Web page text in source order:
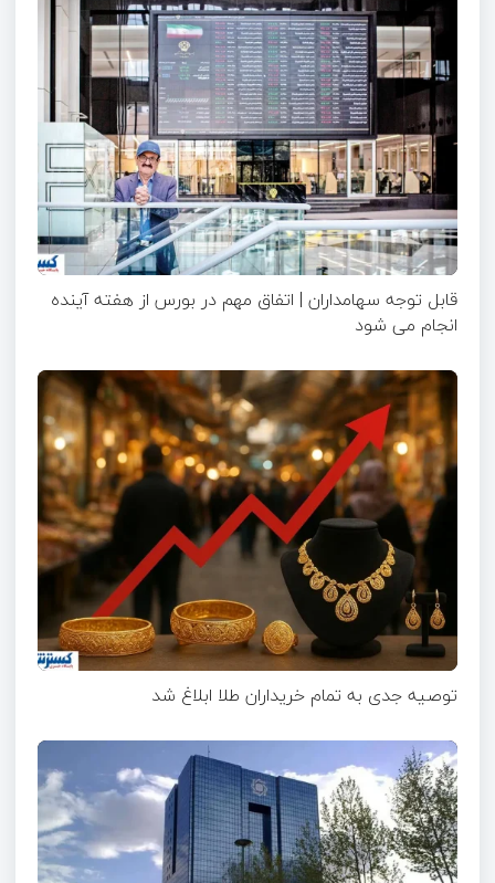
قابل توجه سهامداران | اتفاق مهم در بورس از هفته آینده
انجام می شود
توصیه جدی به تمام خریداران طلا ابلاغ شد